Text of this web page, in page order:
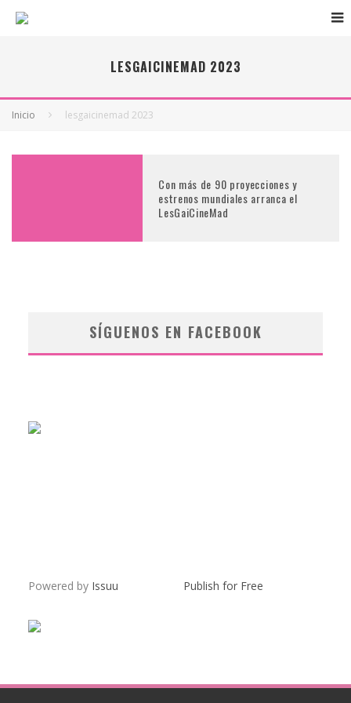
LESGAICINEMAD 2023
Inicio lesgaicinemad 2023
Con más de 90 proyecciones y
estrenos mundiales arranca el
LesGaiCineMad
SÍGUENOS EN FACEBOOK
Powered by Issuu Publish for Free